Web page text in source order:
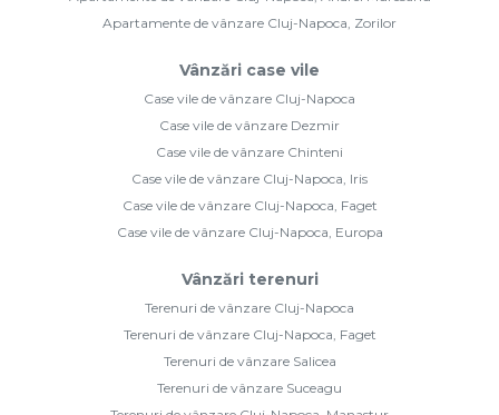
Apartamente de vânzare Cluj-Napoca, Zorilor
Vânzări case vile
Case vile de vânzare Cluj-Napoca
Case vile de vânzare Dezmir
Case vile de vânzare Chinteni
Case vile de vânzare Cluj-Napoca, Iris
Case vile de vânzare Cluj-Napoca, Faget
Case vile de vânzare Cluj-Napoca, Europa
Vânzări terenuri
Terenuri de vânzare Cluj-Napoca
Terenuri de vânzare Cluj-Napoca, Faget
Terenuri de vânzare Salicea
Terenuri de vânzare Suceagu